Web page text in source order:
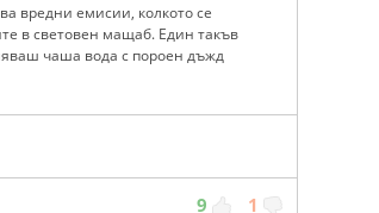
вредни емисии, колкото се
в световен мащаб. Един такъв
чаша вода с пороен дъжд
9 1